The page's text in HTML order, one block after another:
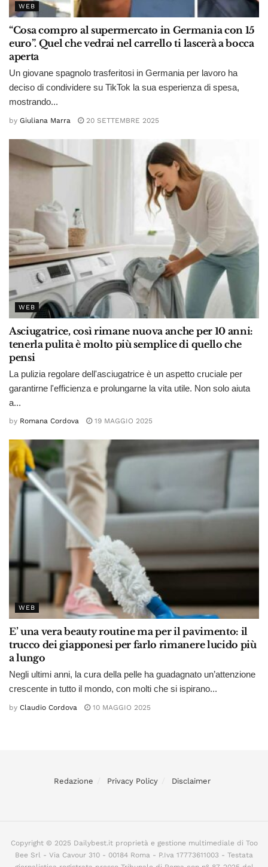
WEB
“Cosa compro al supermercato in Germania con 15
euro”. Quel che vedrai nel carrello ti lascerà a bocca
aperta
Un giovane spagnolo trasferitosi in Germania per lavoro ha
deciso di condividere su TikTok la sua esperienza di spesa,
mostrando...
by Giuliana Marra 20 SETTEMBRE 2025
WEB
Asciugatrice, così rimane nuova anche per 10 anni:
tenerla pulita è molto più semplice di quello che
pensi
La pulizia regolare dell'asciugatrice è un aspetto cruciale per
garantirne l'efficienza e prolungarne la vita utile. Non solo aiuta
a...
by Romana Cordova 19 MAGGIO 2025
WEB
E’ una vera beauty routine ma per il pavimento: il
trucco dei giapponesi per farlo rimanere lucido più
a lungo
Negli ultimi anni, la cura della pelle ha guadagnato un’attenzione
crescente in tutto il mondo, con molti che si ispirano...
by Claudio Cordova 10 MAGGIO 2025
Redazione Privacy Policy Disclaimer
Copyright © 2025 Dailybest.it proprietà e gestione multimediale di Too
Bee Srl - Via Cavour 310 - 00184 Roma - P.Iva 17773611003 - Testata